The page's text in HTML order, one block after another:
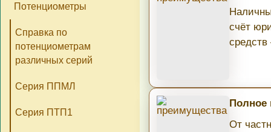
счёт
От
Потенциометры
Справка по
потенциометрам
различных серий
Серия ППМЛ
Серия ПТП1